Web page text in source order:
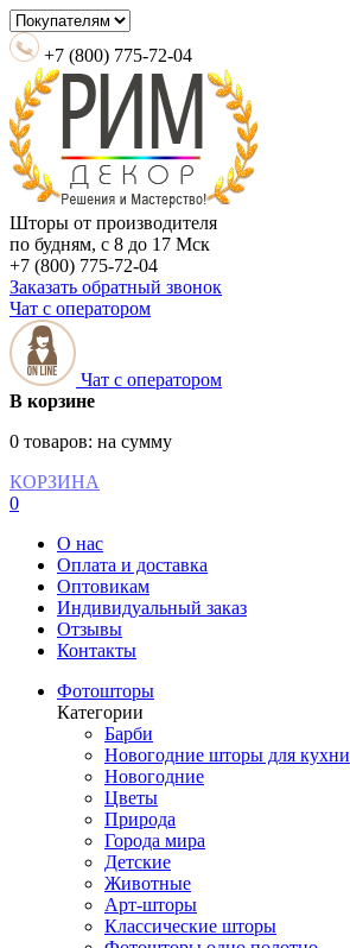
+7 (800) 775-72-04
Шторы от производителя
по будням, с 8 до 17 Мск
+7 (800) 775-72-04
Заказать обратный звонок
Чат с оператором
Чат с оператором
В корзине
0 товаров: на сумму
КОРЗИНА
0
О нас
Оплата и доставка
Оптовикам
Индивидуальный заказ
Отзывы
Контакты
Фотошторы
Категории
Барби
Новогодние шторы для кухни
Новогодние
Цветы
Природа
Города мира
Детские
Животные
Арт-шторы
Классические шторы